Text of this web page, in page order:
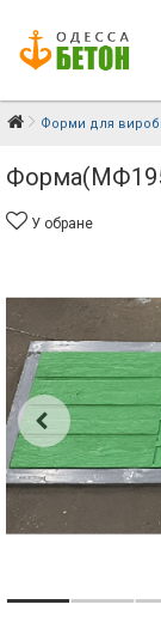
Форми для
У обране